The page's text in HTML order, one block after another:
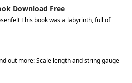
Download Free
This book was a labyrinth, full of
out more: Scale length and string gauge